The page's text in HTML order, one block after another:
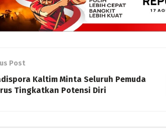
Post
Kaltim Minta Seluruh Pemuda
Tingkatkan Potensi Diri